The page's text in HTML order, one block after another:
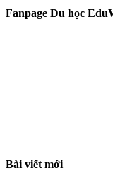
Fanpage Du học
Bài viết mới